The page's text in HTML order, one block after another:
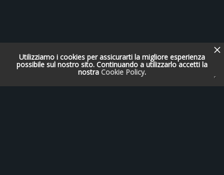
Utilizziamo i cookies per assicurarti la migliore esperienza
possibile sul nostro sito. Continuando a utilizzarlo accetti la
nostra Cookie Policy.